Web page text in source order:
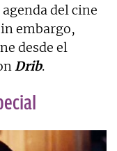
del cine
embargo,
desde el
Drib.